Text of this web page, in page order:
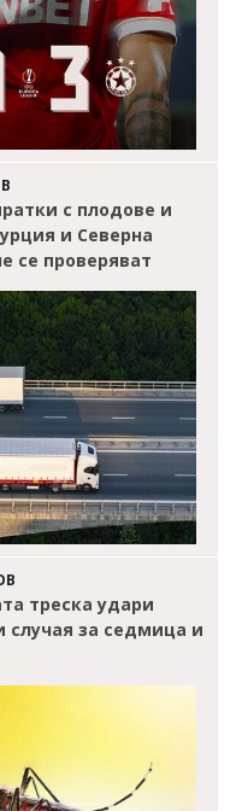
с плодове и
и Северна
се проверяват
треска удари
случая за седмица и